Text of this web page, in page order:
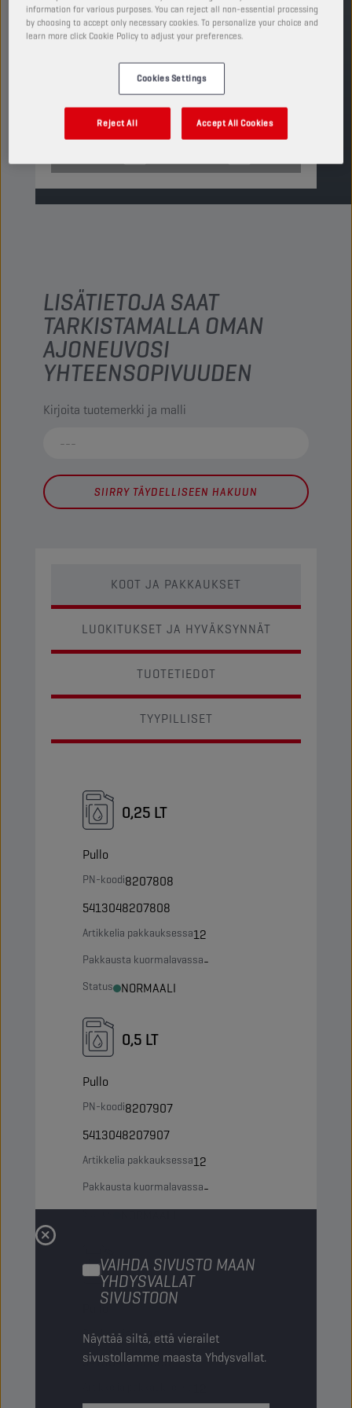
VAIHDA SIVUSTO MAAN
YHDYSVALLAT
SIVUSTOON
Näyttää siltä, että vierailet
sivustollamme maasta Yhdysvallat.
TUOTE: 5039
ETSI MYYNTIPISTE
LISÄTIETOJA SAAT
TARKISTAMALLA OMAN
AJONEUVOSI
YHTEENSOPIVUUDEN
Kirjoita tuotemerkki ja malli
SIIRRY TÄYDELLISEEN HAKUUN
KOOT JA PAKKAUKSET
LUOKITUKSET JA HYVÄKSYNNÄT
TUOTETIEDOT
TYYPILLISET
0,25 LT
Pullo
PN-koodi8207808
5413048207808
Artikkelia pakkauksessa12
Pakkausta kuormalavassa-
Status NORMAALI
0,5 LT
Pullo
PN-koodi8207907
5413048207907
Artikkelia pakkauksessa12
Pakkausta kuormalavassa-
Status
1 LT
Pullo
PN-koodi 8208003
5413048208003
information for various purposes. You can reject all non-essential processing
by choosing to accept only necessary cookies. To personalize your choice and
learn more click Cookie Policy to adjust your preferences.
Cookies Settings
Reject All Accept All Cookies